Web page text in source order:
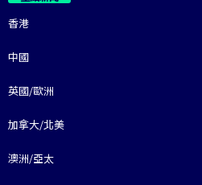
香港
中國
英國/歐洲
加拿大/北美
澳洲/亞太